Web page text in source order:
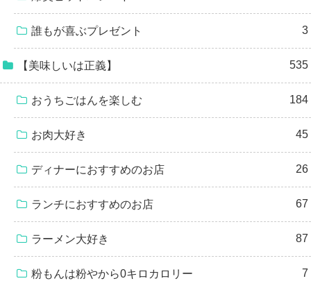
誰もが喜ぶプレゼント 3
【美味しいは正義】 535
おうちごはんを楽しむ 184
お肉大好き 45
ディナーにおすすめのお店 26
ランチにおすすめのお店 67
ラーメン大好き 87
粉もんは粉やから0キロカロリー 7